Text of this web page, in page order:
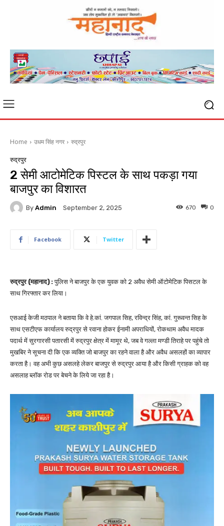
Home उधम सिंह नगर रुद्रपुर
रुद्रपुर
2 सेमी आटोमेटिक पिस्टल के साथ पकड़ा गया
बाजपुर का विशारत
By Admin September 2, 2025 0
670
Facebook Twitter
रुद्रपुर (महानाद) :पुलिस ने बाजपुर के एक युवक को 2 अवैध सेमी ऑटोमेटिक पिसटल के
साथ गिरफ्तार कर लिया।
एसआई केजी मठपाल ने बताया कि वे हे.कां. जगपाल सिह, रविन्द्र सिंह, कां. गुरूवन्त सिह के
साथ एसटीएफ कार्यालय रुद्रपुर से रवाना होकर ईनामी अपराधियों, रोकथाम अवैध मादक
पदार्थ में सुरगारसी पतारसी में रुद्रपुर क्षेत्र में मामूर थे, जब वे गल्ला मण्डी तिराहे पर पहुंचे तो
मुखबिर ने सूचना दी कि एक व्यक्ति जो बाजपुर का रहने वाला है और अवैध असलहों का व्यापार
करता है। वह अभी कुछ असलहे लेकर बाजपुर से रुद्रपुर आया है और किसी ग्राहक को वह
असलाह ब्लॉक रोड पर बेचने के लिये जा रहा है।